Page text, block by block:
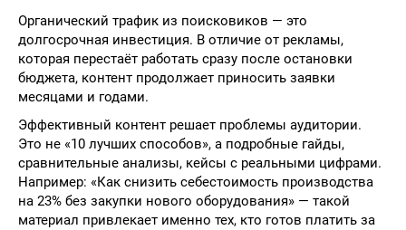
Органический трафик из поисковиков — это
долгосрочная инвестиция. В отличие от рекламы,
которая перестаёт работать сразу после остановки
бюджета, контент продолжает приносить заявки
месяцами и годами.
Эффективный контент решает проблемы аудитории.
Это не «10 лучших способов», а подробные гайды,
сравнительные анализы, кейсы с реальными цифрами.
Например: «Как снизить себестоимость производства
на 23% без закупки нового оборудования» — такой
материал привлекает именно тех, кто готов платить за